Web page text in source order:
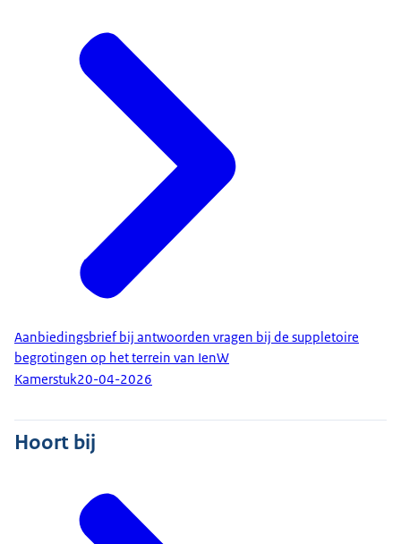
Aanbiedingsbrief bij antwoorden vragen bij de suppletoire
begrotingen op het terrein van IenW
Kamerstuk20-04-2026
Hoort bij